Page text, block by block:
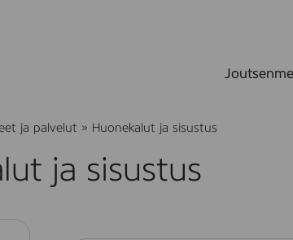
ja palvelut » Huonekalut ja sisustus
ja sisustus